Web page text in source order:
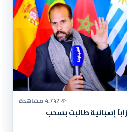
4,747 مشاهدة
إسبانية طالبت بسحب